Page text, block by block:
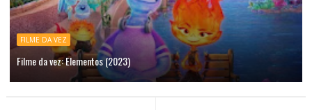
FILME DA VEZ
Filme da vez: Elementos (2023)